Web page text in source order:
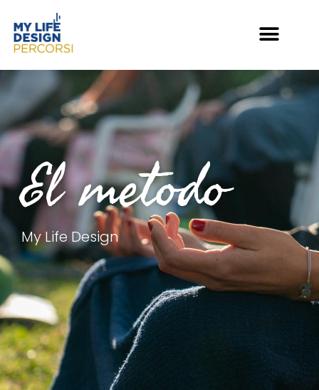
El metodo
My Life Design